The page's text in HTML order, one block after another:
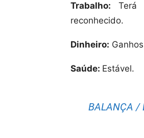
Trabalho: Terá
reconhecido.
Dinheiro:
Saúde: Estável.
BALANÇA /